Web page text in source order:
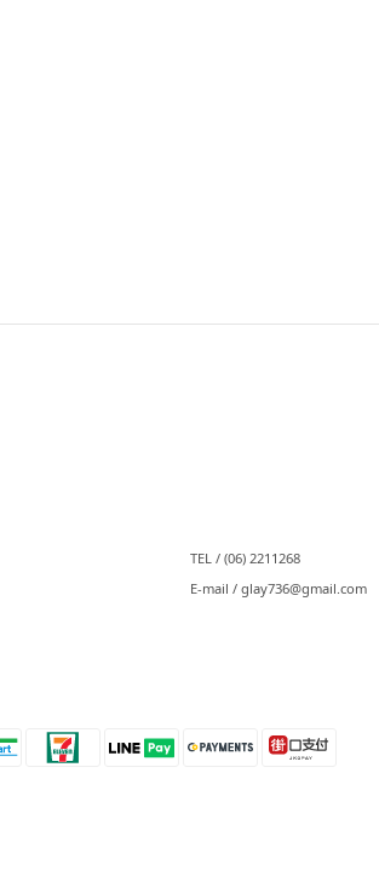
TEL / (06) 2211268
E-mail / glay736@gmail.com⠀⠀